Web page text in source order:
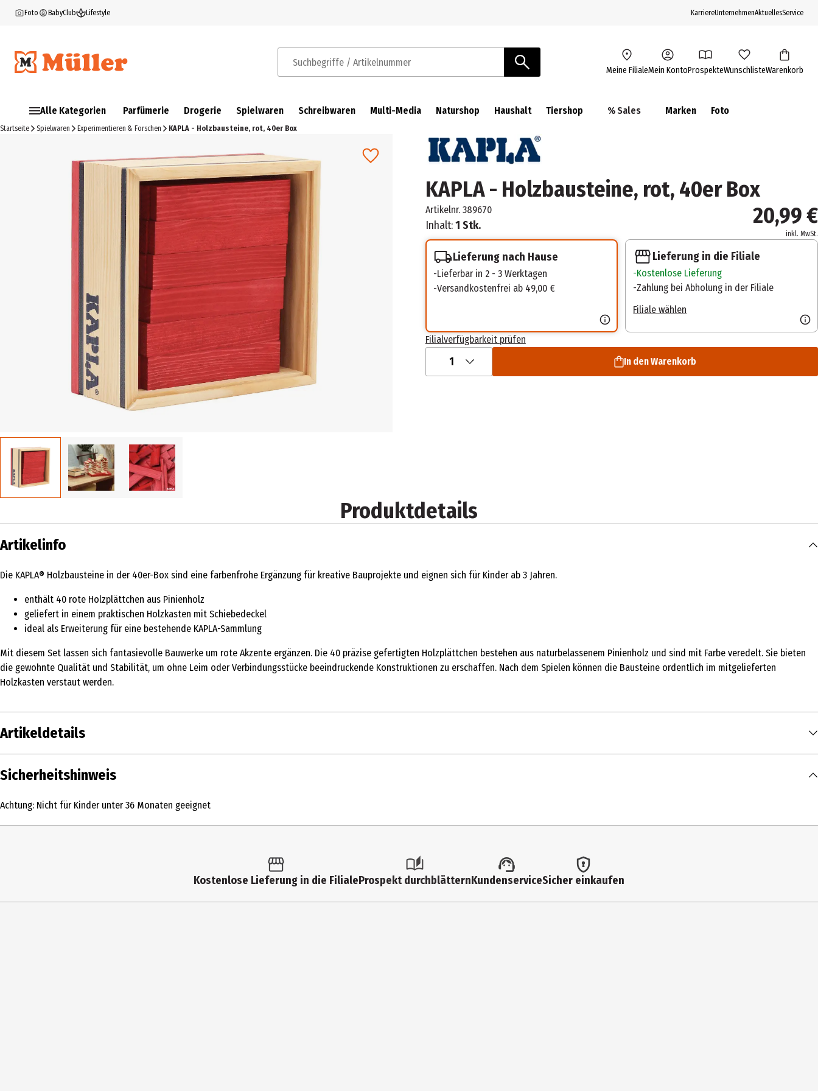
Foto BabyClub Lifestyle KarriereUnternehmenAktuellesService
Suchbegriffe / Artikelnummer Meine FilialeMein KontoProspekteWunschlisteWarenkorb
Alle Kategorien Parfümerie Drogerie Spielwaren Schreibwaren Multi-Media Naturshop Haushalt Tiershop % Sales Marken Foto
Startseite Spielwaren Experimentieren & Forschen KAPLA - Holzbausteine, rot, 40er Box
KAPLA - Holzbausteine, rot, 40er Box
Artikelnr. 389670
Inhalt:1 Stk. 20,99 €
inkl. MwSt.
Lieferung nach Hause
Lieferbar in 2 - 3 Werktagen
Versandkostenfrei ab 49,00 €
Lieferung in die Filiale
Kostenlose Lieferung
Zahlung bei Abholung in der Filiale
Filiale wählen
Filialverfügbarkeit prüfen
1 In den Warenkorb
Produktdetails
Artikelinfo
Die KAPLA® Holzbausteine in der 40er-Box sind eine farbenfrohe Ergänzung für kreative Bauprojekte und eignen sich für Kinder ab 3 Jahren.
enthält 40 rote Holzplättchen aus Pinienholz
geliefert in einem praktischen Holzkasten mit Schiebedeckel
ideal als Erweiterung für eine bestehende KAPLA-Sammlung
Mit diesem Set lassen sich fantasievolle Bauwerke um rote Akzente ergänzen. Die 40 präzise gefertigten Holzplättchen bestehen aus naturbelassenem Pinienholz und sind mit Farbe veredelt. Sie bieten
die gewohnte Qualität und Stabilität, um ohne Leim oder Verbindungsstücke beeindruckende Konstruktionen zu erschaffen. Nach dem Spielen können die Bausteine ordentlich im mitgelieferten
Holzkasten verstaut werden.
Artikeldetails
Inhalt
Sicherheitshinweis
Achtung: Nicht für Kinder unter 36 Monaten geeignet
Kostenlose Lieferung in die FilialeProspekt durchblätternKundenserviceSicher einkaufen